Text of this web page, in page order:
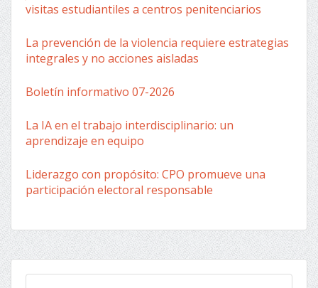
visitas estudiantiles a centros penitenciarios
La prevención de la violencia requiere estrategias
integrales y no acciones aisladas
Boletín informativo 07-2026
La IA en el trabajo interdisciplinario: un
aprendizaje en equipo
Liderazgo con propósito: CPO promueve una
participación electoral responsable